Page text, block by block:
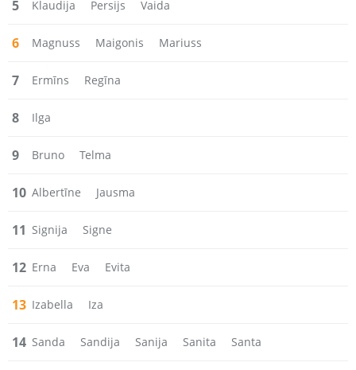
5 Klaudija Persijs Vaida
6 Magnuss Maigonis Mariuss
7 Ermīns Regīna
8 Ilga
9 Bruno Telma
10 Albertīne Jausma
11 Signija Signe
12 Erna Eva Evita
13 Izabella Iza
14 Sanda Sandija Sanija Sanita Santa